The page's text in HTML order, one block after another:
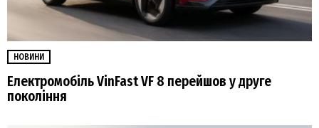
НОВИНИ
Електромобіль VinFast VF 8 перейшов у друге
покоління